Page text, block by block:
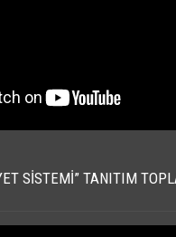
SISTEMI” TANITIM